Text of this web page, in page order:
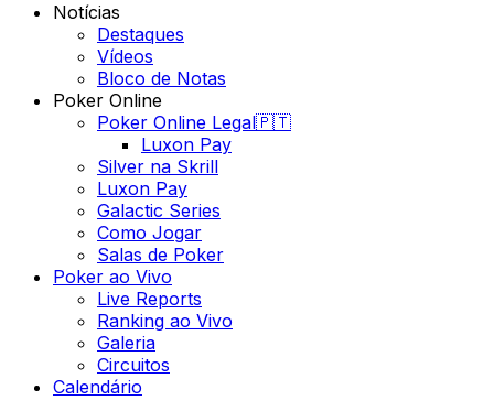
Notícias
Destaques
Vídeos
Bloco de Notas
Poker Online
Poker Online Legal🇵🇹
Luxon Pay
Silver na Skrill
Luxon Pay
Galactic Series
Como Jogar
Salas de Poker
Poker ao Vivo
Live Reports
Ranking ao Vivo
Galeria
Circuitos
Calendário